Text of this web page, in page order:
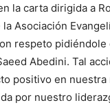
la carta dirigida a
Asociación
respeto
Abedini. Tal
positivo en nuestra
por nuestro